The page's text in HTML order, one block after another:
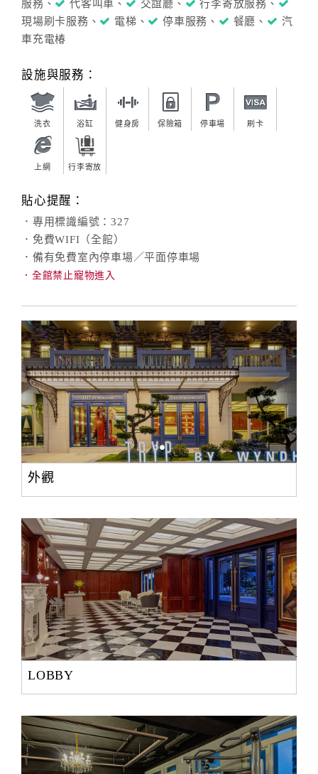
服務、
代客叫車、 交誼廳、
行李寄放服務、
現場刷卡服務、
電梯、 停車服務、 餐廳、
汽
車充電椿
設施與服務：
洗衣 浴缸 健身房 保險箱 停車場 刷卡
上網 行李寄放
貼心提醒：
．專用標識編號：327
．免費WIFI（全館）
．備有免費室內停車場／平面停車場
．全館禁止寵物進入
外觀
LOBBY